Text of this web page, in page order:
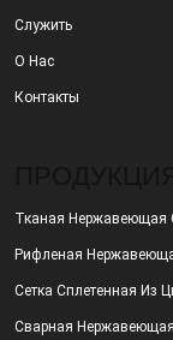
Служить
О Нас
Контакты
Тканая Нержавеющая
Рифленая
Сетка Сплетенная Из
Сварная